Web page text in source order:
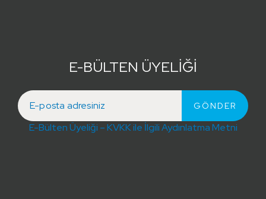
E-BÜLTEN ÜYELİĞİ
E-Bülten Üyeliği – KVKK ile İlgili Aydınlatma Metni